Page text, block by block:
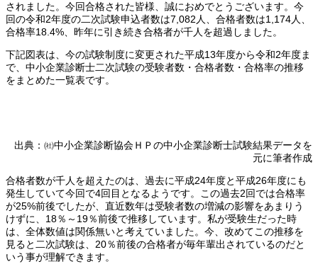
されました。今回合格された皆様、誠におめでとうございます。今
回の令和2年度の二次試験申込者数は7,082人、合格者数は1,174人、
合格率18.4%、昨年に引き続き合格者が千人を超過しました。
下記図表は、今の試験制度に変更された平成13年度から令和2年度ま
で、中小企業診断士二次試験の受験者数・合格者数・合格率の推移
をまとめた一覧表です。
出典：㈳中小企業診断協会ＨＰの中小企業診断士試験結果データを
元に筆者作成
合格者数が千人を超えたのは、過去に平成24年度と平成26年度にも
発生していて今回で4回目となるようです。この過去2回では合格率
が25%前後でしたが、直近数年は受験者数の増減の影響をあまりう
けずに、18％～19％前後で推移しています。私が受験生だった時
は、全体数値は関係無いと考えていました。今、改めてこの推移を
見ると二次試験は、20％前後の合格者が毎年輩出されているのだと
いう事が理解できます。